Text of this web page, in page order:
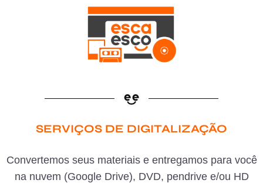
SERVIÇOS DE DIGITALIZAÇÃO
Convertemos seus materiais e entregamos para você
na nuvem (Google Drive), DVD, pendrive e/ou HD